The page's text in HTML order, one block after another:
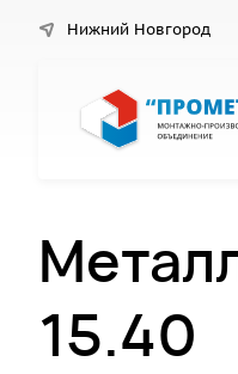
Нижний Новгород
15.40